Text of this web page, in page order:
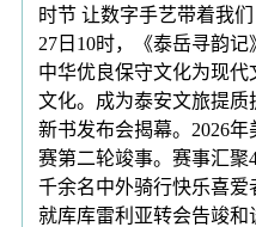
时节 让数字手艺带着我
27日10时，《泰岳寻韵记
中华优良保守文化为现
文化。成为泰安文旅提质
新书发布会揭幕。2026
赛第二轮竣事。赛事汇聚
千余名中外骑行快乐喜
就库库雷利亚转会告竣